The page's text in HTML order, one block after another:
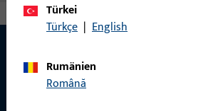
KONTAKT
Türkei
Türkçe | English
Rumänien
Română